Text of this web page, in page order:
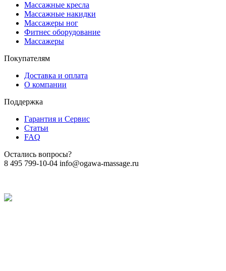
Массажные кресла
Массажные накидки
Массажеры ног
Фитнес оборудование
Массажеры
Покупателям
Доставка и оплата
О компании
Поддержка
Гарантия и Сервис
Статьи
FAQ
Остались вопросы?
8 495 799-10-04 info@ogawa-massage.ru